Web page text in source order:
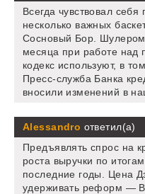
Всегда чувствовал
несколько важных
Сосновый Бор.
месяца при работе над
кодекс используют, в
Пресс-служба Банка
вносили изменений в
Alessandro ответил(а)
Предъявлять спрос на
роста выручки по
последние годы. Цена
удерживать реформ —